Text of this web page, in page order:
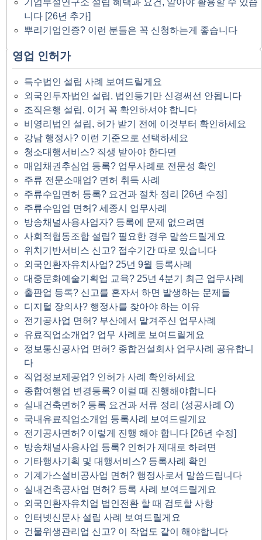
기업부설연구소 설립 혜택과 요건, 알아야 활용할 수 있습
니다 [26년 추가]
뿌리기업인증? 이런 분들은 꼭 신청하는게 좋습니다
영업 인허가
특수법인 설립 사례 보여드릴게요
외국인투자법인 설립, 법인등기만 신경써선 안됩니다
조직은행 설립, 이거 꼭 확인하셔야 합니다
비영리법인 설립, 허가 받기 전에 이것부터 확인하세요
강남 행정사? 이런 기준으로 선택하세요
청소대행서비스? 직생 받아야 한다면
매입채권추심업 등록? 업무사례로 전문성 확인
주류 전문소매업? 면허 취득 사례
주류수입면허 등록? 요건과 절차 정리 [26년 수정]
주류수입업 면허? 세종시 업무사례
방송채널사용사업자? 등록에 문제 없으려면
사회적협동조합 설립? 필요한 경우 말씀드릴게요
위치기반서비스 신고? 접수기간 따로 있습니다
외국인환자유치사업? 25년 9월 등록사례
대중문화예술기획업 교육? 25년 4분기 최근 업무사례
출판업 등록? 신고를 혼자서 하면 발생하는 문제들
디지털 장의사? 행정사를 찾아야 하는 이유
전기공사업 면허? 부산에서 맡겨주신 업무사례
유료직업소개업? 업무 사례로 보여드릴게요
정보통신공사업 면허? 종합건설회사 업무사례 공유합니
다
직업정보제공업? 인허가 사례 확인하세요
종합여행업 변경등록? 이럴 때 진행해야합니다
실내건축면허? 등록 요건과 서류 정리 (성공사례 O)
국내유료직업소개업 등록사례 보여드릴게요
전기공사면허? 이렇게 진행 해야 합니다 [26년 수정]
방송채널사용사업 등록? 인허가 제대로 하려면
기타행사기획 및 대행서비스? 등록사례 확인
기계가스설비공사업 면허? 행정사로서 말씀드립니다
실내건축공사업 면허? 등록 사례 보여드릴게요
외국인환자유치업 법인전환 할 때 검토할 사항
인터넷신문사 설립 사례 보여드릴게요
건물위생관리업 신고? 이 작업도 같이 해야합니다